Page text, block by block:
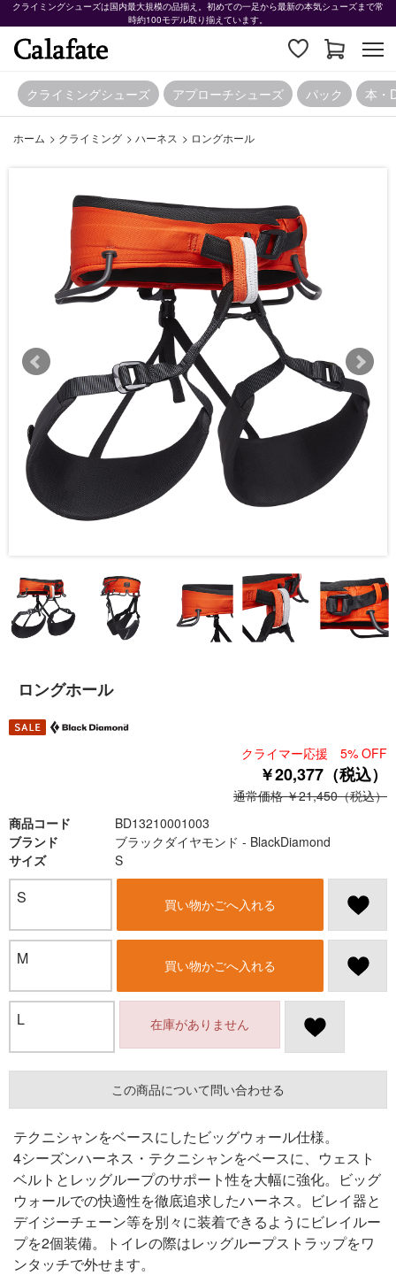
クライミングシューズは国内最大規模の品揃え。初めての一足から最新の本気シューズまで常
時約100モデル取り揃えています。
クライミングシューズ アプローチシューズ パック 本・
ホーム > クライミング > ハーネス > ロングホール
ロングホール
クライマー応援 5% OFF
￥20,377（税込）
通常価格 ￥21,450（税込）
商品コード
BD13210001003
ブランド
ブラックダイヤモンド - BlackDiamond
サイズ
S
S 買い物かごへ入れる
M 買い物かごへ入れる
L 在庫がありません
この商品について問い合わせる
テクニシャンをベースにしたビッグウォール仕様。
4シーズンハーネス・テクニシャンをベースに、ウェスト
ベルトとレッグループのサポート性を大幅に強化。ビッグ
ウォールでの快適性を徹底追求したハーネス。ビレイ器と
デイジーチェーン等を別々に装着できるようにビレイルー
プを2個装備。トイレの際はレッグループストラップをワ
ンタッチで外せます。